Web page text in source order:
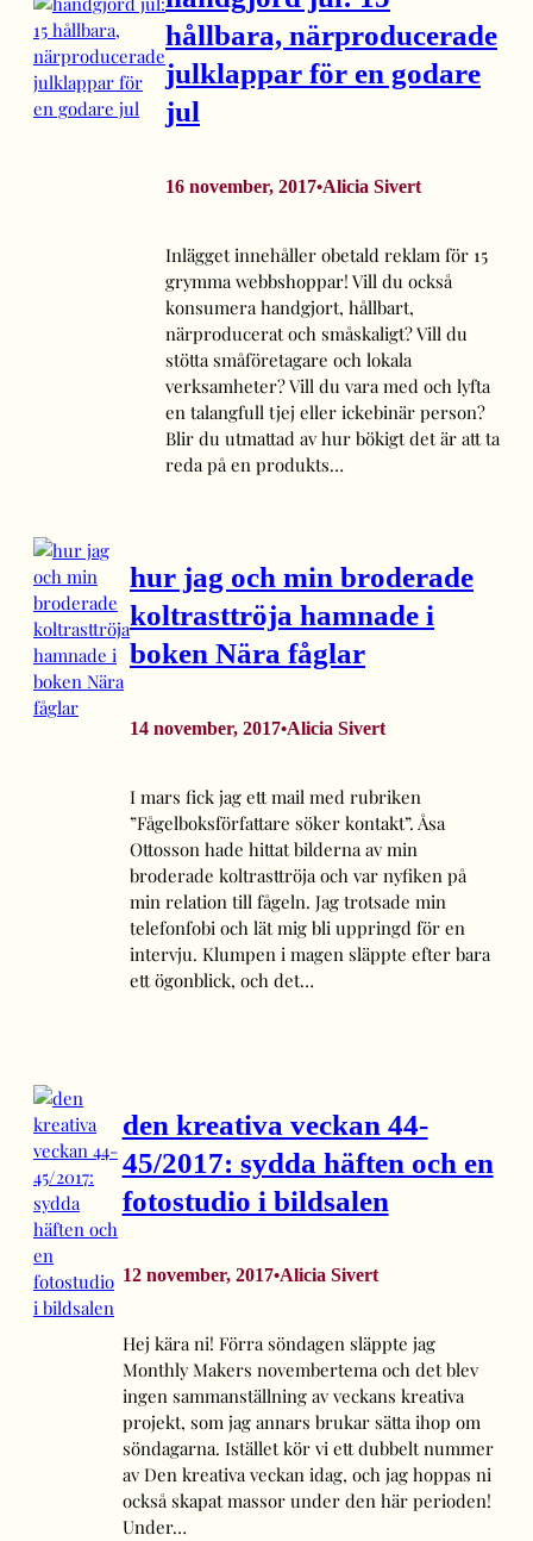
hållbara, närproducerade
julklappar för en godare
jul
16 november, 2017•Alicia Sivert
Inlägget innehåller obetald reklam för 15
grymma webbshoppar! Vill du också
konsumera handgjort, hållbart,
närproducerat och småskaligt? Vill du
stötta småföretagare och lokala
verksamheter? Vill du vara med och lyfta
en talangfull tjej eller ickebinär person?
Blir du utmattad av hur bökigt det är att ta
reda på en produkts…
hur jag och min broderade
koltrasttröja hamnade i
boken Nära fåglar
14 november, 2017•Alicia Sivert
I mars fick jag ett mail med rubriken
”Fågelboksförfattare söker kontakt”. Åsa
Ottosson hade hittat bilderna av min
broderade koltrasttröja och var nyfiken på
min relation till fågeln. Jag trotsade min
telefonfobi och lät mig bli uppringd för en
intervju. Klumpen i magen släppte efter bara
ett ögonblick, och det…
den kreativa veckan 44-
45/2017: sydda häften och en
fotostudio i bildsalen
12 november, 2017•Alicia Sivert
Hej kära ni! Förra söndagen släppte jag
Monthly Makers novembertema och det blev
ingen sammanställning av veckans kreativa
projekt, som jag annars brukar sätta ihop om
söndagarna. Istället kör vi ett dubbelt nummer
av Den kreativa veckan idag, och jag hoppas ni
också skapat massor under den här perioden!
Under…